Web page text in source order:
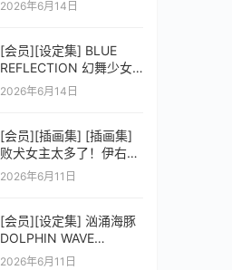
2026年6月14日
[会员][设定集] BLUE
REFLECTION 幻舞少女
之剑公式ビジュアルコレ
2026年6月14日
[会员][插画集] [插画集]
败犬女主太多了！伊右群
ARTWORKS
2026年6月11日
[会员][设定集] 汹涌海豚
DOLPHIN WAVE
OFFICIAL VISUAL
2026年6月11日